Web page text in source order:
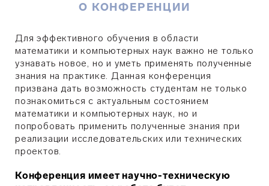
О КОНФЕРЕНЦИИ
Для эффективного обучения в области
математики и компьютерных наук важно не только
узнавать новое, но и уметь применять полученные
знания на практике. Данная конференция
призвана дать возможность студентам не только
познакомиться с актуальным состоянием
математики и компьютерных наук, но и
попробовать применить полученные знания при
реализации исследовательских или техни­чес­ких
проектов.
Конференция имеет научно-техническую